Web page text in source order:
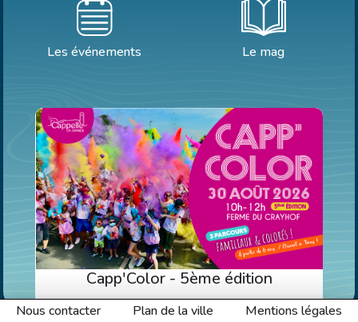
Les événements Le mag
Capp'Color - 5ème édition
Nous contacter Plan de la ville Mentions légales